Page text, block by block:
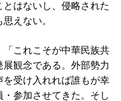
はないし、侵略された
えない。
これこそが中華民族共
観念である。外部勢力
受け入れれば誰もが幸
参加させてきた。そし